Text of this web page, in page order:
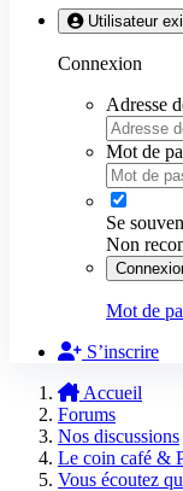
Utilisateur
Connexion
Adresse
Mot de
Se
Non
Mot de
S’inscrire
Accueil
Forums
Nos discussions
Le coin café &
Vous écoutez